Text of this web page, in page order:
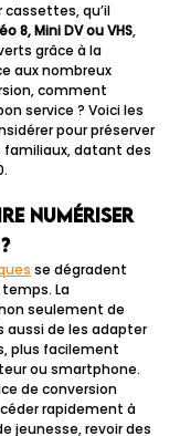
qu’il
8, Mini DV ou VHS,
grâce à la
aux nombreux
comment
service ? Voici les
pour préserver
familiaux, datant des
numériser
se dégradent
La
seulement de
aussi de les adapter
plus facilement
ou smartphone.
de conversion
rapidement à
jeunesse, revoir des